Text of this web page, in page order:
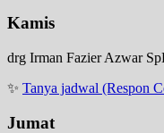
Kamis
drg Irman Fazier Azwar
✨ Tanya jadwal (Respon
Jumat